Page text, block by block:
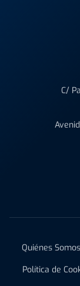
C/
Quiénes Somos
Política de